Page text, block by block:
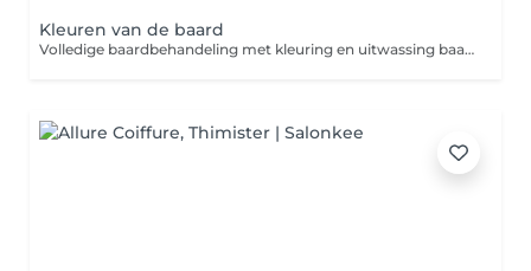
Kleuren van de baard
Volledige baardbehandeling met kleuring en uitwassing baard.